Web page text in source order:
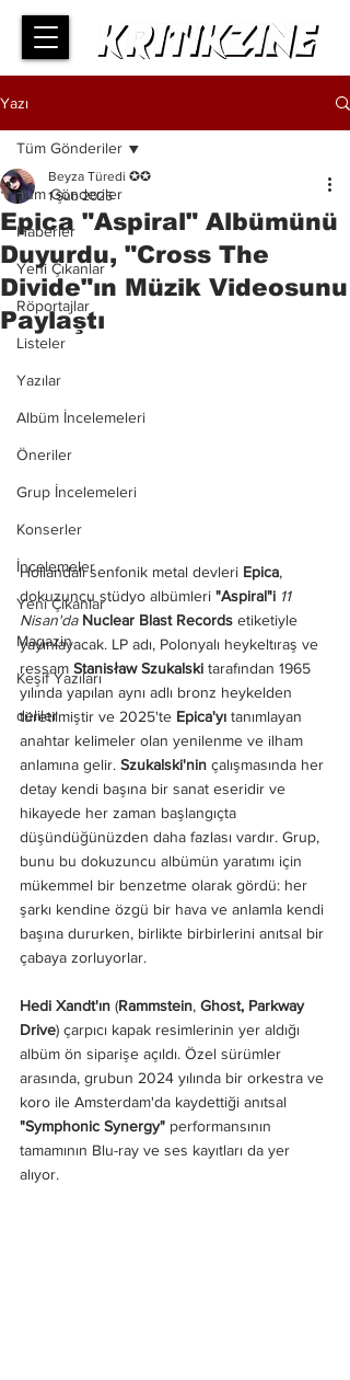
Yazı
Tüm Gönderiler
Haberler
Yeni Çıkanlar
Röportajlar
Listeler
Yazılar
Albüm İncelemeleri
Öneriler
Grup İncelemeleri
Konserler
İncelemeler
Yeni Çıkanlar
Magazin
Keşif Yazıları
deliler
Tüm Gönderiler
Epica "Aspiral" Albümünü
Duyurdu, "Cross The
Divide"ın Müzik Videosunu
Paylaştı
Beyza Türedi ✪✪
1 Şub 2025
Hollandalı senfonik metal devleri Epica,
dokuzuncu stüdyo albümleri "Aspiral"i 11
Nisan'da Nuclear Blast Records etiketiyle
yayınlayacak. LP adı, Polonyalı heykeltıraş ve
ressam Stanisław Szukalski tarafından 1965
yılında yapılan aynı adlı bronz heykelden
türetilmiştir ve 2025'te Epica'yı tanımlayan
anahtar kelimeler olan yenilenme ve ilham
anlamına gelir. Szukalski'nin çalışmasında her
detay kendi başına bir sanat eseridir ve
hikayede her zaman başlangıçta
düşündüğünüzden daha fazlası vardır. Grup,
bunu bu dokuzuncu albümün yaratımı için
mükemmel bir benzetme olarak gördü: her
şarkı kendine özgü bir hava ve anlamla kendi
başına dururken, birlikte birbirlerini anıtsal bir
çabaya zorluyorlar.
Hedi Xandt'ın (Rammstein, Ghost, Parkway
Drive) çarpıcı kapak resimlerinin yer aldığı
albüm ön siparişe açıldı. Özel sürümler
arasında, grubun 2024 yılında bir orkestra ve
koro ile Amsterdam'da kaydettiği anıtsal
"Symphonic Synergy" performansının
tamamının Blu-ray ve ses kayıtları da yer
alıyor.